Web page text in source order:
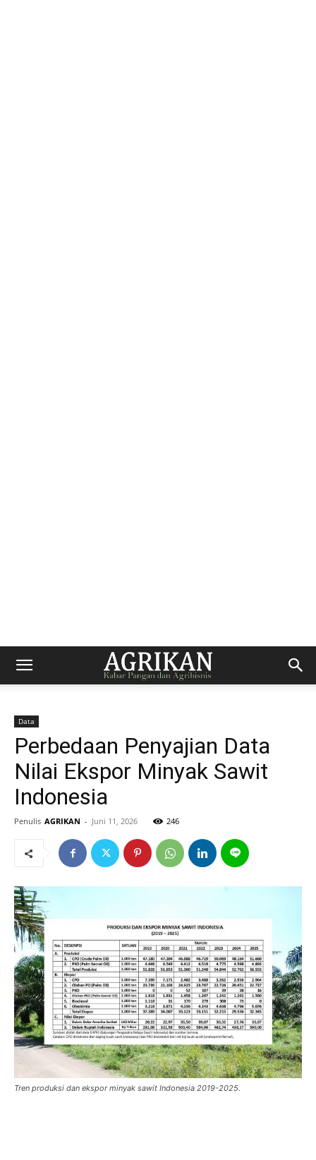
Data
Perbedaan Penyajian Data
Nilai Ekspor Minyak Sawit
Indonesia
Penulis AGRIKAN - Juni 11, 2026 246
Tren produksi dan ekspor minyak sawit Indonesia 2019-2025.